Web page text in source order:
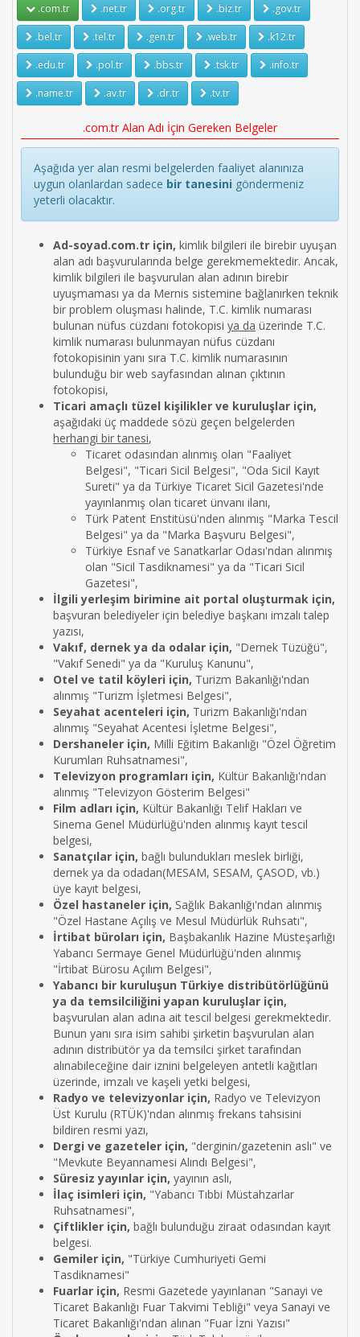
.com.tr .net.tr .org.tr .biz.tr .gov.tr
.bel.tr .tel.tr .gen.tr .web.tr .k12.tr
.edu.tr .pol.tr .bbs.tr .tsk.tr .info.tr
.name.tr .av.tr .dr.tr .tv.tr
.com.tr Alan Adı İçin Gereken Belgeler
Aşağıda yer alan resmi belgelerden faaliyet alanınıza
uygun olanlardan sadece bir tanesini göndermeniz
yeterli olacaktır.
Ad-soyad.com.tr için, kimlik bilgileri ile birebir uyuşan
alan adı başvurularında belge gerekmemektedir. Ancak,
kimlik bilgileri ile başvurulan alan adının birebir
uyuşmaması ya da Mernis sistemine bağlanırken teknik
bir problem oluşması halinde, T.C. kimlik numarası
bulunan nüfus cüzdanı fotokopisi ya da üzerinde T.C.
kimlik numarası bulunmayan nüfus cüzdanı
fotokopisinin yanı sıra T.C. kimlik numarasının
bulunduğu bir web sayfasından alınan çıktının
fotokopisi,
Ticari amaçlı tüzel kişilikler ve kuruluşlar için,
aşağıdaki üç maddede sözü geçen belgelerden
herhangi bir tanesi,
Ticaret odasından alınmış olan "Faaliyet
Belgesi", "Ticari Sicil Belgesi", "Oda Sicil Kayıt
Sureti" ya da Türkiye Ticaret Sicil Gazetesi'nde
yayınlanmış olan ticaret ünvanı ilanı,
Türk Patent Enstitüsü'nden alınmış "Marka Tescil
Belgesi" ya da "Marka Başvuru Belgesi",
Türkiye Esnaf ve Sanatkarlar Odası'ndan alınmış
olan "Sicil Tasdiknamesi" ya da "Ticari Sicil
Gazetesi",
İlgili yerleşim birimine ait portal oluşturmak için,
başvuran belediyeler için belediye başkanı imzalı talep
yazısı,
Vakıf, dernek ya da odalar için, "Dernek Tüzüğü",
"Vakıf Senedi" ya da "Kuruluş Kanunu",
Otel ve tatil köyleri için, Turizm Bakanlığı'ndan
alınmış "Turizm İşletmesi Belgesi",
Seyahat acenteleri için, Turizm Bakanlığı'ndan
alınmış "Seyahat Acentesi İşletme Belgesi",
Dershaneler için, Milli Eğitim Bakanlığı "Özel Öğretim
Kurumları Ruhsatnamesi",
Televizyon programları için, Kültür Bakanlığı'ndan
alınmış "Televizyon Gösterim Belgesi"
Film adları için, Kültür Bakanlığı Telif Hakları ve
Sinema Genel Müdürlüğü'nden alınmış kayıt tescil
belgesi,
Sanatçılar için, bağlı bulundukları meslek birliği,
dernek ya da odadan(MESAM, SESAM, ÇASOD, vb.)
üye kayıt belgesi,
Özel hastaneler için, Sağlık Bakanlığı'ndan alınmış
"Özel Hastane Açılış ve Mesul Müdürlük Ruhsatı",
İrtibat büroları için, Başbakanlık Hazine Müsteşarlığı
Yabancı Sermaye Genel Müdürlüğü'nden alınmış
"İrtibat Bürosu Açılım Belgesi",
Yabancı bir kuruluşun Türkiye distribütörlüğünü
ya da temsilciliğini yapan kuruluşlar için,
başvurulan alan adına ait tescil belgesi gerekmektedir.
Bunun yanı sıra isim sahibi şirketin başvurulan alan
adının distribütör ya da temsilci şirket tarafından
alınabileceğine dair iznini belgeleyen antetli kağıtları
üzerinde, imzalı ve kaşeli yetki belgesi,
Radyo ve televizyonlar için, Radyo ve Televizyon
Üst Kurulu (RTÜK)'ndan alınmış frekans tahsisini
bildiren resmi yazı,
Dergi ve gazeteler için, "derginin/gazetenin aslı" ve
"Mevkute Beyannamesi Alındı Belgesi",
Süresiz yayınlar için, yayının aslı,
İlaç isimleri için, "Yabancı Tıbbi Müstahzarlar
Ruhsatnamesi",
Çiftlikler için, bağlı bulunduğu ziraat odasından kayıt
belgesi.
Gemiler için, "Türkiye Cumhuriyeti Gemi
Tasdiknamesi"
Fuarlar için, Resmi Gazetede yayınlanan "Sanayi ve
Ticaret Bakanlığı Fuar Takvimi Tebliği" veya Sanayi ve
Ticaret Bakanlığı'ndan alınan "Fuar İzni Yazısı"